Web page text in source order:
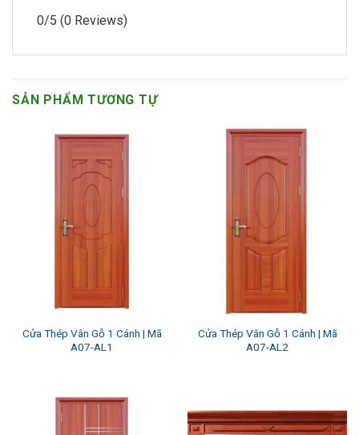
0/5 (0 Reviews)
SẢN PHẨM TƯƠNG TỰ
Cửa Thép Vân Gỗ 1 Cánh | Mã
A07-AL1
Cửa Thép Vân Gỗ 1 Cánh | Mã
A07-AL2